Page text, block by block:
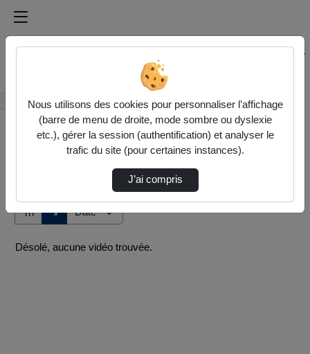
Médiathèque de l'université Paris
Rechercher un média sur Médiathèque de l'université
Accueil Vidéos
Tri ↘
Désolé, aucune vidéo trouvée.
Nous utilisons des cookies pour personnaliser l’affichage
(barre de menu de droite, mode sombre ou dyslexie
etc.), gérer la session (authentification) et analyser le
trafic du site (pour certaines instances).
J’ai compris